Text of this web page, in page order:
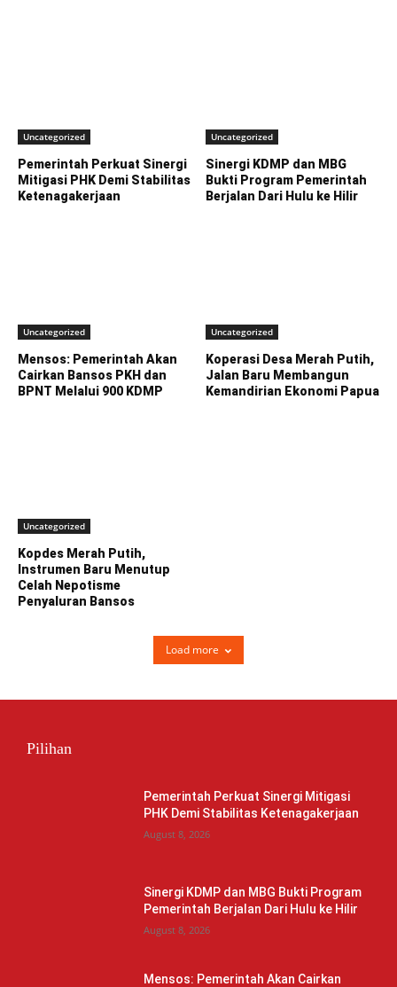
Uncategorized
Pemerintah Perkuat Sinergi
Mitigasi PHK Demi Stabilitas
Ketenagakerjaan
Uncategorized
Sinergi KDMP dan MBG
Bukti Program Pemerintah
Berjalan Dari Hulu ke Hilir
Uncategorized
Mensos: Pemerintah Akan
Cairkan Bansos PKH dan
BPNT Melalui 900 KDMP
Uncategorized
Koperasi Desa Merah Putih,
Jalan Baru Membangun
Kemandirian Ekonomi Papua
Uncategorized
Kopdes Merah Putih,
Instrumen Baru Menutup
Celah Nepotisme
Penyaluran Bansos
Load more
Pilihan
Pemerintah Perkuat Sinergi Mitigasi
PHK Demi Stabilitas Ketenagakerjaan
August 8, 2026
Sinergi KDMP dan MBG Bukti Program
Pemerintah Berjalan Dari Hulu ke Hilir
August 8, 2026
Mensos: Pemerintah Akan Cairkan